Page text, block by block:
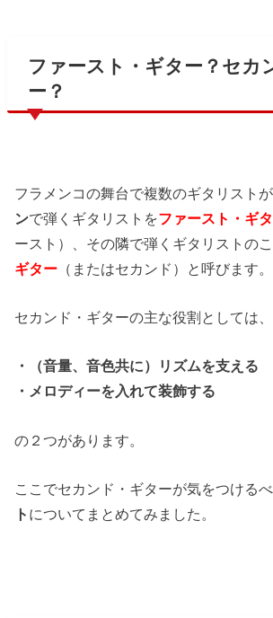
ファースト・ギター？セカ
ー？
フラメンコの舞台で複数のギタリストが
ンで弾くギタリストをファースト・ギ
ースト）、その隣で弾くギタリストの
ギター （またはセカンド）と呼びます。
セカンド・ギターの主な役割としては、
・（音量、音色共に）リズムを支える
・メロディーを入れて装飾する
の２つがあります。
ここでセカンド・ギターが気をつける
ト についてまとめてみました。